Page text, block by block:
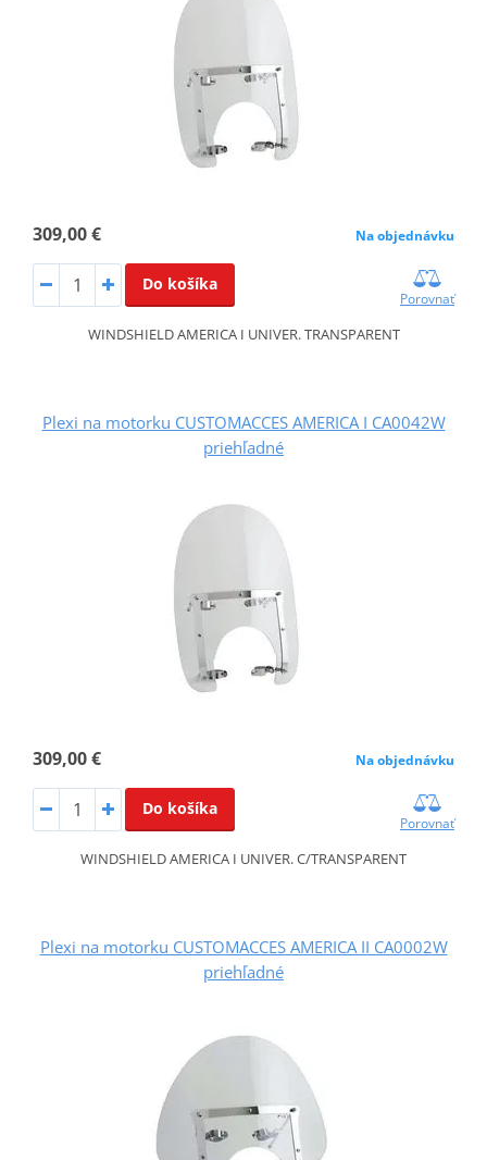
309,00 € Na objednávku
Do košíka
Porovnať
WINDSHIELD AMERICA I UNIVER. TRANSPARENT
Plexi na motorku CUSTOMACCES AMERICA I CA0042W
priehľadné
309,00 € Na objednávku
Do košíka
Porovnať
WINDSHIELD AMERICA I UNIVER. C/TRANSPARENT
Plexi na motorku CUSTOMACCES AMERICA II CA0002W
priehľadné